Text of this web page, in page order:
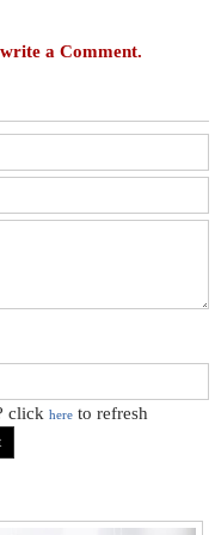
a Comment.
clickhere to refresh